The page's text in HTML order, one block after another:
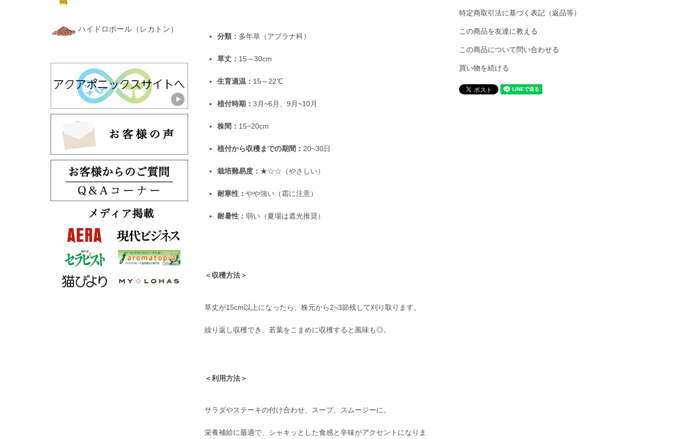
分類： 多年草（アブラナ科）
草丈： 15～30cm
生育適温： 15～22℃
植付時期： 3月~6月、9月~10月
株間： 15~20cm
植付から収穫までの期間： 20~30日
栽培難易度： ★☆☆（やさしい）
耐寒性： やや強い（霜に注意）
耐暑性： 弱い（夏場は遮光推奨）
＜収穫方法＞
草丈が15cm以上になったら、株元から2~3節残して刈り取ります。
繰り返し収穫でき、若葉をこまめに収穫すると風味も◎。
＜利用方法＞
サラダやステーキの付け合わせ、スープ、スムージーに。
栄養補給に最適で、シャキッとした食感と辛味がアクセントになりま
特定商取引法に基づく表記（返品等）
この商品を友達に教える
この商品について問い合わせる
買い物を続ける
ハイドロボール（レカトン）